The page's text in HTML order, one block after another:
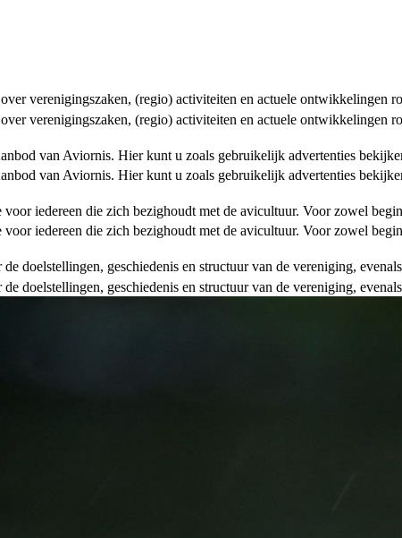
verenigingszaken, (regio) activiteiten en actuele ontwikkelingen
verenigingszaken, (regio) activiteiten en actuele ontwikkelingen
van Aviornis. Hier kunt u zoals gebruikelijk advertenties
van Aviornis. Hier kunt u zoals gebruikelijk advertenties
iedereen die zich bezighoudt met de avicultuur. Voor zowel
iedereen die zich bezighoudt met de avicultuur. Voor zowel
doelstellingen, geschiedenis en structuur van de vereniging,
doelstellingen, geschiedenis en structuur van de vereniging,